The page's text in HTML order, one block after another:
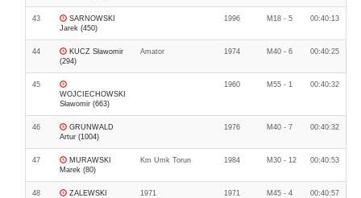
43
SARNOWSKI
Jarek (450)
1996 M18 - 5 00:40:13
44
KUCZ Sławomir
(294)
Amator 1974 M40 - 6 00:40:25
45
WOJCIECHOWSKI
Sławomir (663)
1960 M55 - 1 00:40:32
46
GRUNWALD
Artur (1004)
1976 M40 - 7 00:40:32
47
MURAWSKI
Marek (80)
Km Umk Torun 1984 M30 - 12 00:40:53
48
ZALEWSKI
1971 1971 M45 - 4 00:40:57